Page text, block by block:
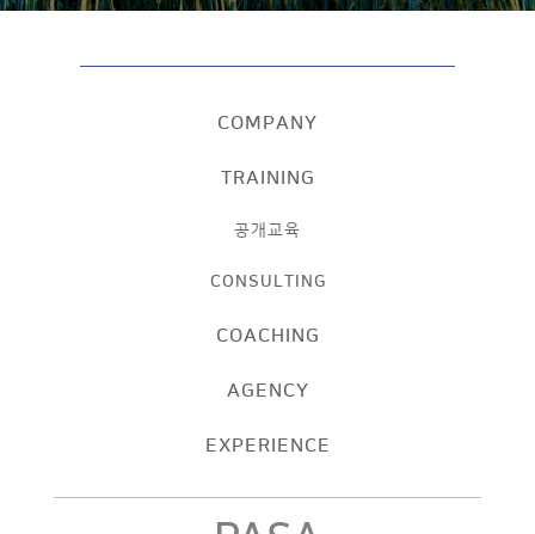
COMPANY
TRAINING
공개교육
CONSULTING
COACHING
AGENCY
EXPERIENCE